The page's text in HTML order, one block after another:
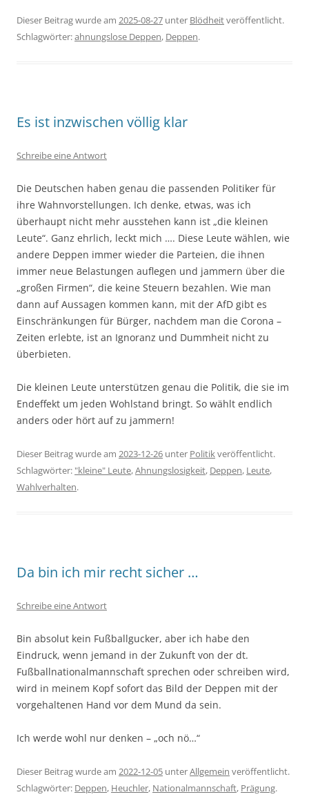
Dieser Beitrag wurde am 2025-08-27 unter Blödheitveröffentlicht.
Schlagwörter:ahnungslose Deppen, Deppen.
Es ist inzwischen völlig klar
Schreibe eine Antwort
Die Deutschen haben genau die passenden Politiker für
ihre Wahnvorstellungen. Ich denke, etwas, was ich
überhaupt nicht mehr ausstehen kann ist „die kleinen
Leute“. Ganz ehrlich, leckt mich …. Diese Leute wählen, wie
andere Deppen immer wieder die Parteien, die ihnen
immer neue Belastungen auflegen und jammern über die
„großen Firmen“, die keine Steuern bezahlen. Wie man
dann auf Aussagen kommen kann, mit der AfD gibt es
Einschränkungen für Bürger, nachdem man die Corona –
Zeiten erlebte, ist an Ignoranz und Dummheit nicht zu
überbieten.
Die kleinen Leute unterstützen genau die Politik, die sie im
Endeffekt um jeden Wohlstand bringt. So wählt endlich
anders oder hört auf zu jammern!
Dieser Beitrag wurde am 2023-12-26 unter Politikveröffentlicht.
Schlagwörter: "kleine" Leute,Ahnungslosigkeit, Deppen, Leute,
Wahlverhalten.
Da bin ich mir recht sicher …
Schreibe eine Antwort
Bin absolut kein Fußballgucker, aber ich habe den
Eindruck, wenn jemand in der Zukunft von der dt.
Fußballnationalmannschaft sprechen oder schreiben wird,
wird in meinem Kopf sofort das Bild der Deppen mit der
vorgehaltenen Hand vor dem Mund da sein.
Ich werde wohl nur denken – „och nö…“
Dieser Beitrag wurde am 2022-12-05 unterAllgemein veröffentlicht.
Schlagwörter: Deppen, Heuchler, Nationalmannschaft, Prägung.